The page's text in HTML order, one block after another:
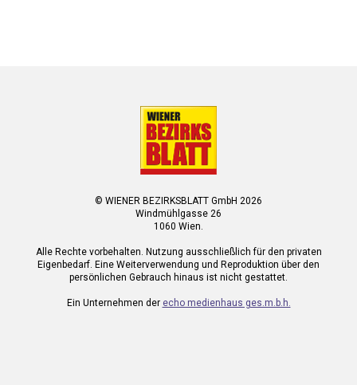
© WIENER BEZIRKSBLATT GmbH 2026
Windmühlgasse 26
1060 Wien.
Alle Rechte vorbehalten. Nutzung ausschließlich für den privaten
Eigenbedarf. Eine Weiterverwendung und Reproduktion über den
persönlichen Gebrauch hinaus ist nicht gestattet.
Ein Unternehmen der echo medienhaus ges.m.b.h.